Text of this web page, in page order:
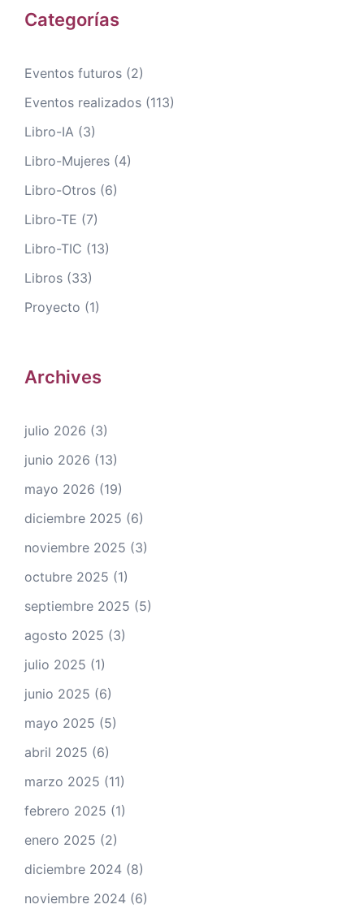
Categorías
Eventos futuros (2)
Eventos realizados (113)
Libro-IA (3)
Libro-Mujeres (4)
Libro-Otros (6)
Libro-TE (7)
Libro-TIC (13)
Libros (33)
Proyecto (1)
Archives
julio 2026 (3)
junio 2026 (13)
mayo 2026 (19)
diciembre 2025 (6)
noviembre 2025 (3)
octubre 2025 (1)
septiembre 2025 (5)
agosto 2025 (3)
julio 2025 (1)
junio 2025 (6)
mayo 2025 (5)
abril 2025 (6)
marzo 2025 (11)
febrero 2025 (1)
enero 2025 (2)
diciembre 2024 (8)
noviembre 2024 (6)